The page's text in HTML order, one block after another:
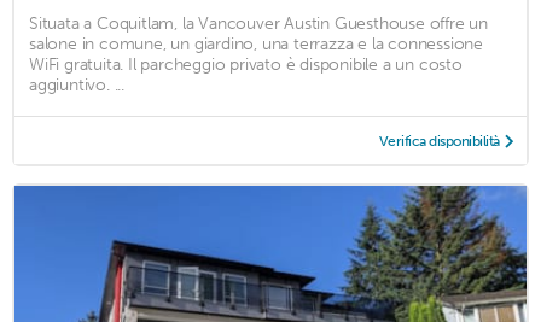
Situata a Coquitlam, la Vancouver Austin Guesthouse offre un
salone in comune, un giardino, una terrazza e la connessione
WiFi gratuita. Il parcheggio privato è disponibile a un costo
aggiuntivo. ...
Verifica disponibilità